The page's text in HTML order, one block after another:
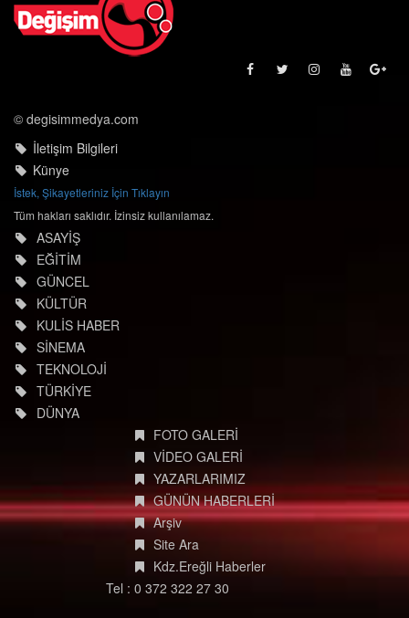
© degisimmedya.com
İletişim Bilgileri
Künye
İstek, Şikayetleriniz İçin Tıklayın
Tüm hakları saklıdır. İzinsiz kullanılamaz.
ASAYİŞ
EĞİTİM
GÜNCEL
KÜLTÜR
KULİS HABER
SİNEMA
TEKNOLOJİ
TÜRKİYE
DÜNYA
FOTO GALERİ
VİDEO GALERİ
YAZARLARIMIZ
GÜNÜN HABERLERİ
Arşiv
Site Ara
Kdz.Ereğli Haberler
Tel : 0 372 322 27 30